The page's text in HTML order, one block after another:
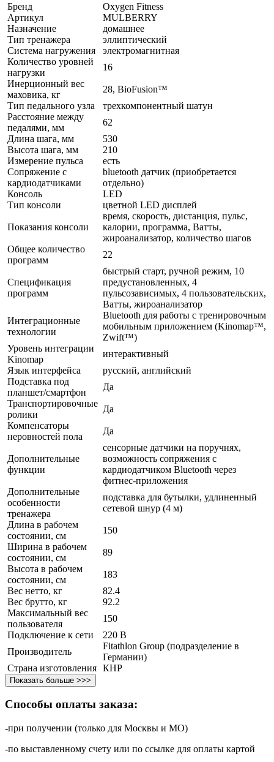
Бренд
Oxygen Fitness
Артикул
MULBERRY
Назначение
домашнее
Тип тренажера
эллиптический
Система нагружения
электромагнитная
Количество уровней
нагрузки
16
Инерционный вес
маховика, кг
28, BioFusion™
Тип педального узла
трехкомпонентный шатун
Расстояние между
педалями, мм
62
Длина шага, мм
530
Высота шага, мм
210
Измерение пульса
есть
Сопряжение с
кардиодатчиками
bluetooth датчик (приобретается
отдельно)
Консоль
LED
Тип консоли
цветной LED дисплей
Показания консоли
время, скорость, дистанция, пульс,
калории, программа, Ватты,
жироанализатор, количество шагов
Общее количество
программ
22
Спецификация
программ
быстрый старт, ручной режим, 10
предустановленных, 4
пульсозависимых, 4 пользовательских,
Ватты, жироанализатор
Интеграционные
технологии
Bluetooth для работы с тренировочным
мобильным приложением (Kinomap™,
Zwift™)
Уровень интеграции
Kinomap
интерактивный
Язык интерфейса
русский, английский
Подставка под
планшет/смартфон
Да
Транспортировочные
ролики
Да
Компенсаторы
неровностей пола
Да
Дополнительные
функции
сенсорные датчики на поручнях,
возможность сопряжения с
кардиодатчиком Bluetooth через
фитнес-приложения
Дополнительные
особенности
тренажера
подставка для бутылки, удлиненный
сетевой шнур (4 м)
Длина в рабочем
состоянии, см
150
Ширина в рабочем
состоянии, см
89
Высота в рабочем
состоянии, см
183
Вес нетто, кг
82.4
Вес брутто, кг
92.2
Максимальный вес
пользователя
150
Подключение к сети
220 В
Производитель
Fitathlon Group (подразделение в
Германии)
Страна изготовления КНР
Показать больше >>>
Способы оплаты заказа:
-при получении (только для Москвы и МО)
-по выставленному счету или по ссылке для оплаты картой